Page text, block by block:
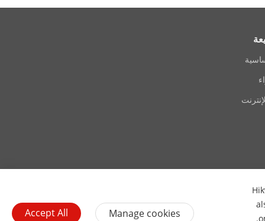
Kbps (MP2L2)/8
.
Manage cookies
Accept All
اتصل بنا اشترك في النشرة الإخبارية